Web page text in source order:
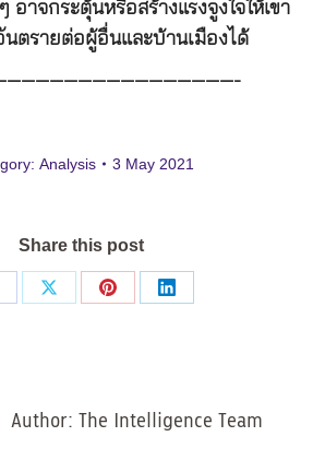
อาจกระตุ้นหรือสร้างแรงจูงใจให้เขา
ตรายต่อผู้อื่นและบ้านเมืองได้
Analysis 3 May 2021
Share this post
Share
Share
Share
Author: The Intelligence Team